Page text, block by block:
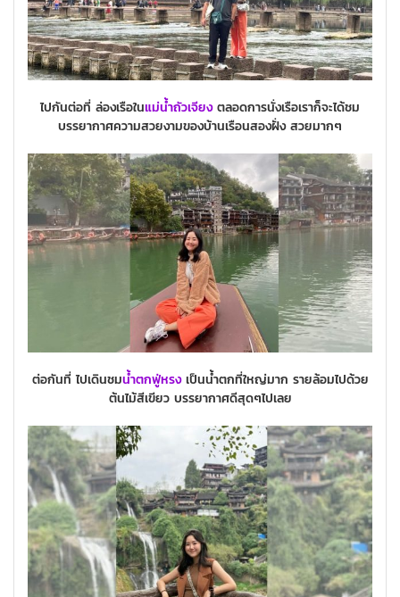
ไปกันต่อที่ ล่องเรือในแม่น้ำถัวเจียงตลอดการนั่งเรือเราก็จะได้ชม
บรรยากาศความสวยงามของบ้านเรือนสองฝั่ง สวยมากๆ
ต่อกันที่ ไปเดินชมน้ำตกฟู่หรงเป็นน้ำตกที่ใหญ่มาก รายล้อมไปด้วย
ต้นไม้สีเขียว บรรยากาศดีสุดๆไปเลย